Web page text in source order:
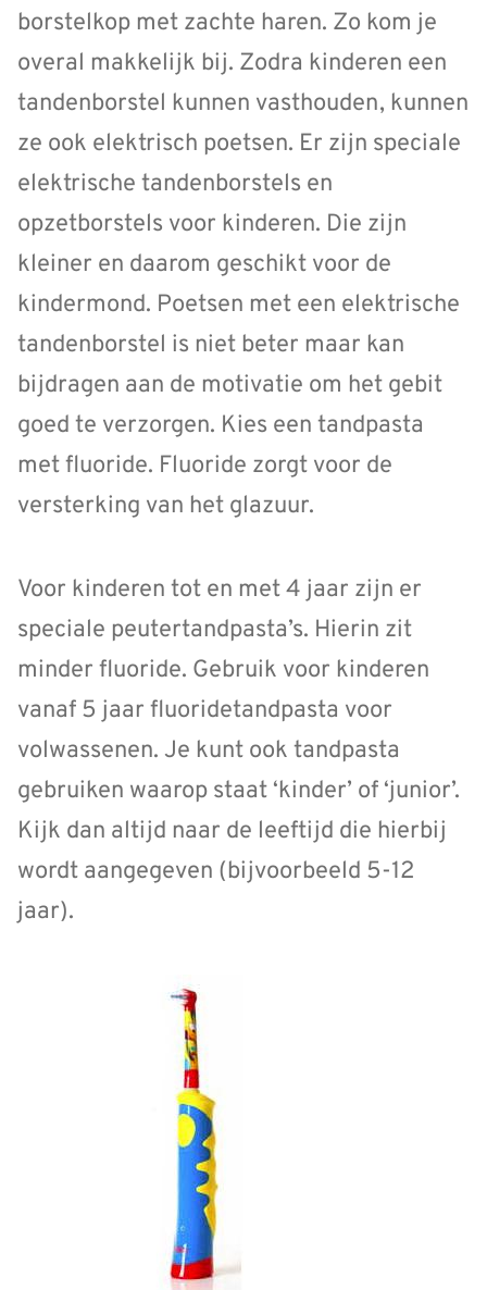
borstelkop met zachte haren. Zo kom je
overal makkelijk bij. Zodra kinderen een
tandenborstel kunnen vasthouden, kunnen
ze ook elektrisch poetsen. Er zijn speciale
elektrische tandenborstels en
opzetborstels voor kinderen. Die zijn
kleiner en daarom geschikt voor de
kindermond. Poetsen met een elektrische
tandenborstel is niet beter maar kan
bijdragen aan de motivatie om het gebit
goed te verzorgen. Kies een tandpasta
met fluoride. Fluoride zorgt voor de
versterking van het glazuur.
Voor kinderen tot en met 4 jaar zijn er
speciale peutertandpasta’s. Hierin zit
minder fluoride. Gebruik voor kinderen
vanaf 5 jaar fluoridetandpasta voor
volwassenen. Je kunt ook tandpasta
gebruiken waarop staat ‘kinder’ of ‘junior’.
Kijk dan altijd naar de leeftijd die hierbij
wordt aangegeven (bijvoorbeeld 5-12
jaar).